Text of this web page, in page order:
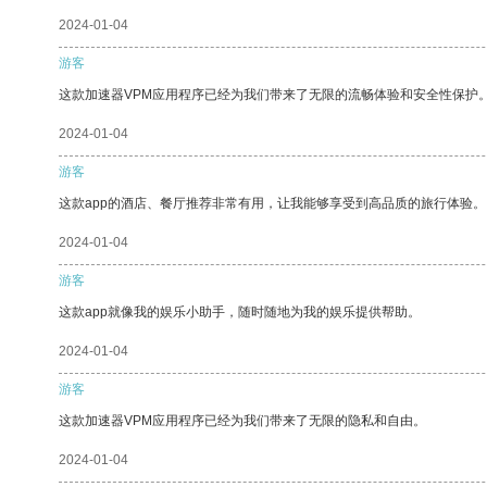
2024-01-04
游客
这款加速器VPM应用程序已经为我们带来了无限的流畅体验和安全性保护
2024-01-04
游客
这款app的酒店、餐厅推荐非常有用，让我能够享受到高品质的旅行体验。
2024-01-04
游客
这款app就像我的娱乐小助手，随时随地为我的娱乐提供帮助。
2024-01-04
游客
这款加速器VPM应用程序已经为我们带来了无限的隐私和自由。
2024-01-04